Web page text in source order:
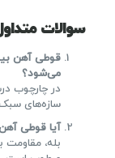
سوالات
قوطی آهن
می‌شود؟
در چارچوب
سازه‌های
آیا قوطی
بله، مقاومت